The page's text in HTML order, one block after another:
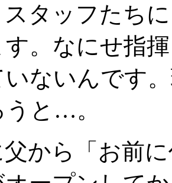
スタッフたち
す。なにせ指
ないんです
と…。
から「お前